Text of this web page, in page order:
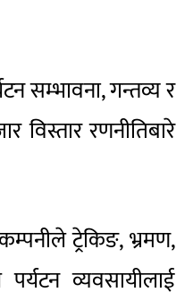
सम्भावना, गन्तव्य र
विस्तार रणनीतिबारे
ट्रेकिङ, भ्रमण,
व्यवसायीलाई